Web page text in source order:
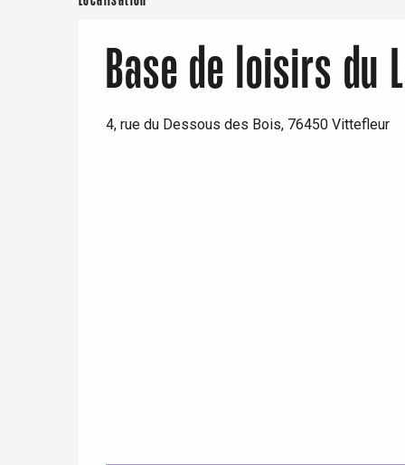
Base de loisirs du
4, rue du Dessous des Bois, 76450 Vittefleur